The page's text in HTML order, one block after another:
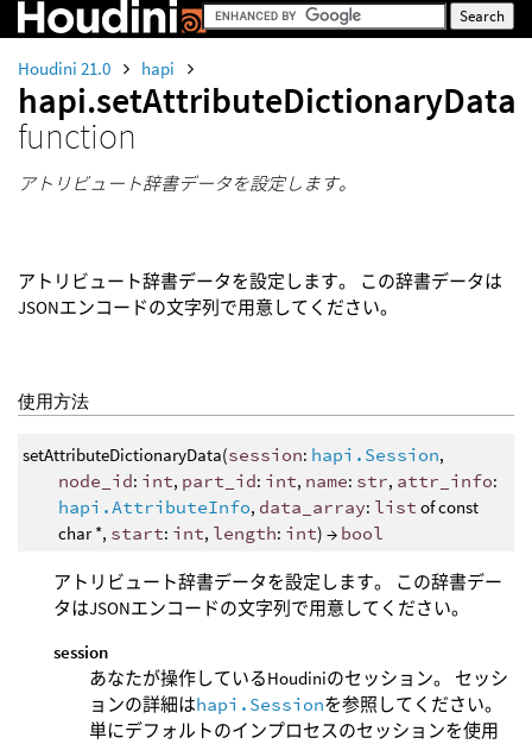
Houdini 21.0 hapi
hapi.setAttributeDictionaryData
function
アトリビュート辞書データを設定します。
アトリビュート辞書データを設定します。 この辞書データは
JSONエンコードの文字列で用意してください。
使用方法
setAttributeDictionaryData(session: hapi.Session,
node_id: int, part_id: int, name: str, attr_info:
hapi.AttributeInfo, data_array: list of const
char *, start: int, length: int) → bool
アトリビュート辞書データを設定します。 この辞書デー
タはJSONエンコードの文字列で用意してください。
session
あなたが操作しているHoudiniのセッション。 セッシ
ョンの詳細はhapi.Sessionを参照してください。
単にデフォルトのインプロセスのセッションを使用